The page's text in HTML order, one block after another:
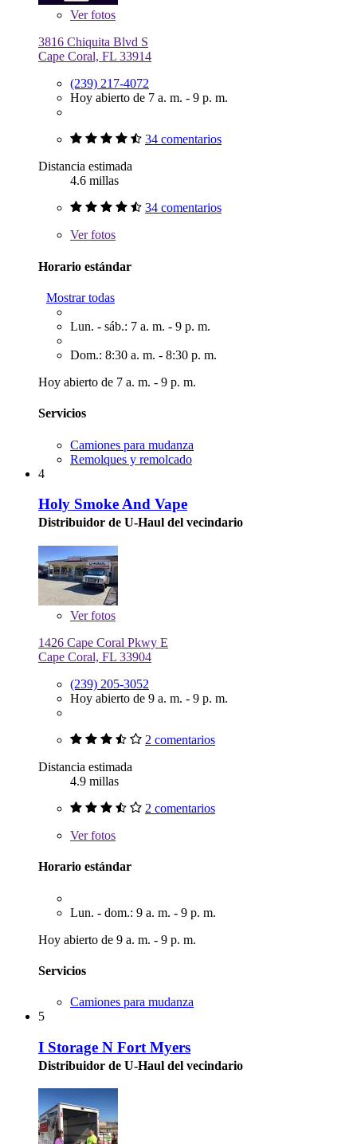
Verfotos
3816 Chiquita Blvd S
Cape Coral, FL 33914
(239) 217-4072
Hoy abierto de 7 a. m. - 9 p. m.
34 comentarios
Distancia estimada
4.6 millas
34 comentarios
Verfotos
Horario estándar
Mostrar todas
Lun. - sáb.: 7 a. m. - 9 p. m.
Dom.: 8:30 a. m. - 8:30 p. m.
Hoy abierto de 7 a. m. - 9 p. m.
Servicios
Camiones para mudanza
Remolques y remolcado
4
Holy Smoke And Vape
Distribuidor de U-Haul del vecindario
Verfotos
1426 Cape Coral Pkwy E
Cape Coral, FL 33904
(239) 205-3052
Hoy abierto de 9 a. m. - 9 p. m.
2 comentarios
Distancia estimada
4.9 millas
2 comentarios
Verfotos
Horario estándar
Lun. - dom.: 9 a. m. - 9 p. m.
Hoy abierto de 9 a. m. - 9 p. m.
Servicios
Camiones para mudanza
5
I Storage N Fort Myers
Distribuidor de U-Haul del vecindario